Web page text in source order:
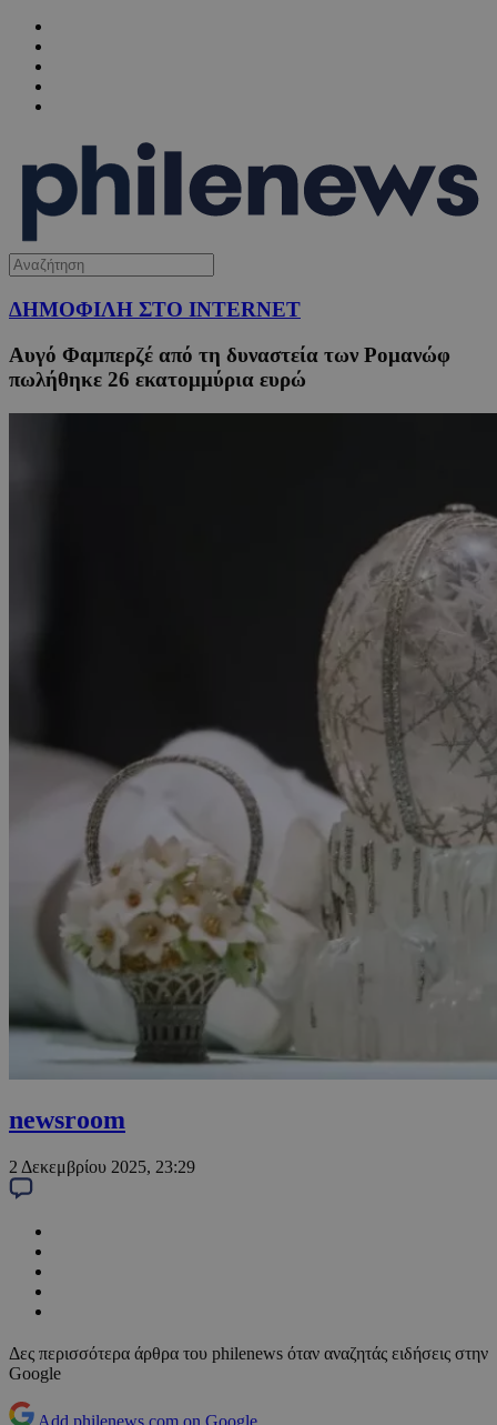
ΔΗΜΟΦΙΛΗ ΣΤΟ INTERNET
Αυγό Φαμπερζέ από τη δυναστεία των Ρομανώφ
πωλήθηκε 26 εκατομμύρια ευρώ
newsroom
2 Δεκεμβρίου 2025, 23:29
Δες περισσότερα άρθρα του philenews όταν αναζητάς ειδήσεις στην
Google